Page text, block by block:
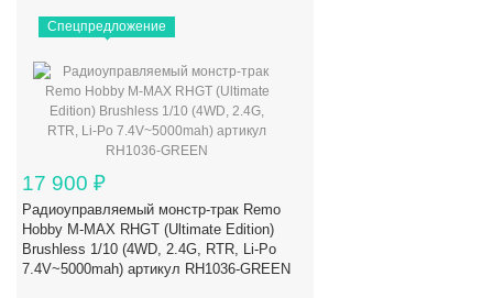
Спецпредложение
17 900 ₽
Радиоуправляемый монстр-трак Remo
Hobby M-MAX RHGT (Ultimate Edition)
Brushless 1/10 (4WD, 2.4G, RTR, Li-Po
7.4V~5000mah) артикул RH1036-GREEN